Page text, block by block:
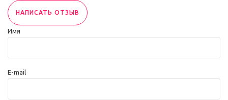
НАПИСАТЬ ОТЗЫВ
Имя
E-mail